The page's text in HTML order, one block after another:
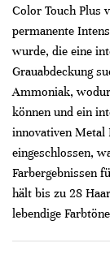
Color Touch Plus
permanente
wurde, die eine
Grauabdeckung
Ammoniak,
können und ein
innovativen Metal
eingeschlossen,
Farbergebnissen
hält bis zu 28
lebendige